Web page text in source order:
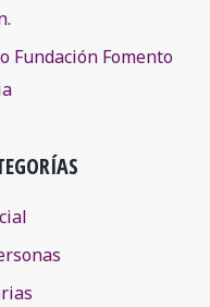
Fundación Fomento